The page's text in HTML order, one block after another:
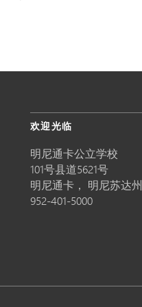
欢迎光临
明尼通卡公立学校
101号县道5621号
明尼通卡， 明尼苏达州
952-401-5000